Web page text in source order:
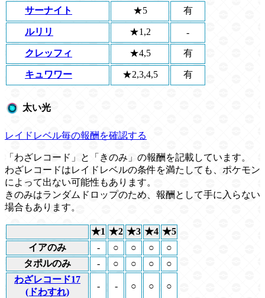
サーナイト ★5 有
ルリリ ★1,2 -
クレッフィ ★4,5 有
キュワワー ★2,3,4,5 有
太い光
レイドレベル毎の報酬を確認する
「わざレコード」と「きのみ」の報酬を記載しています。
わざレコードはレイドレベルの条件を満たしても、ポケモン
によって出ない可能性もあります。
きのみはランダムドロップのため、報酬として手に入らない
場合もあります。
★1 ★2 ★3 ★4 ★5
イアのみ
- ○ ○ ○
○
タポルのみ
- ○ ○ ○
○
わざレコード17
(ドわすれ)
- - ○ ○ ○